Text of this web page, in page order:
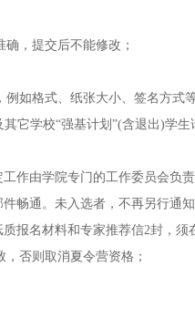
，提交后不能修改；
如格式、纸张大小、签名方式
它学校“强基计划”(含退出)学生
作由学院专门的工作委员会负
畅通。未入选者，不再另行通
报名材料和专家推荐信2封，
否则取消夏令营资格；